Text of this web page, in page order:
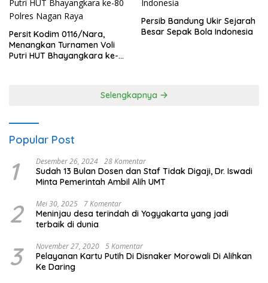
Persit Kodim 0116/Nara,
Menangkan Turnamen Voli
Putri HUT Bhayangkara ke-
Persib Bandung Ukir Sejarah
Besar Sepak Bola Indonesia
Selengkapnya
Popular Post
1 Desember 26, 2024 28 Komentar
Sudah 13 Bulan Dosen dan Staf Tidak Digaji, Dr. Iswadi
Minta Pemerintah Ambil Alih UMT
2 Mei 30, 2025 7 Komentar
Meninjau desa terindah di Yogyakarta yang jadi
terbaik di dunia
3 November 27, 2020 5 Komentar
Pelayanan Kartu Putih Di Disnaker Morowali Di Alihkan
Ke Daring